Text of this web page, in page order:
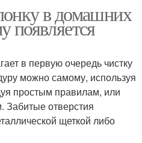
в домашних
появляется
в первую очередь чистку
можно самому, используя
простым правилам, или
Забитые отверстия
щеткой либо